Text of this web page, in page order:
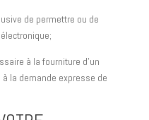
de permettre ou de
à la fourniture d’un
la demande expresse de